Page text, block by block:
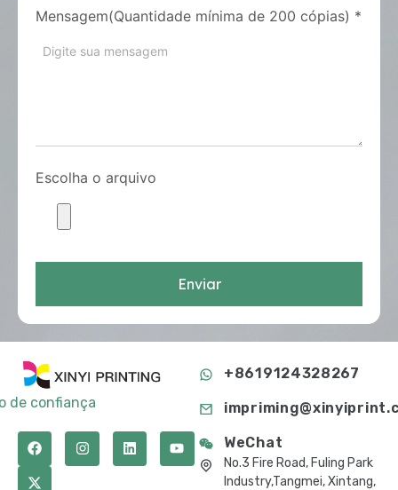
Mensagem(Quantidade mínima de 200 cópias) *
Escolha o arquivo
Enviar
de confiança
+8619124328267
WeChat
No.3 Fire Road, Fuling Park
Industry,Tangmei, Xintang,